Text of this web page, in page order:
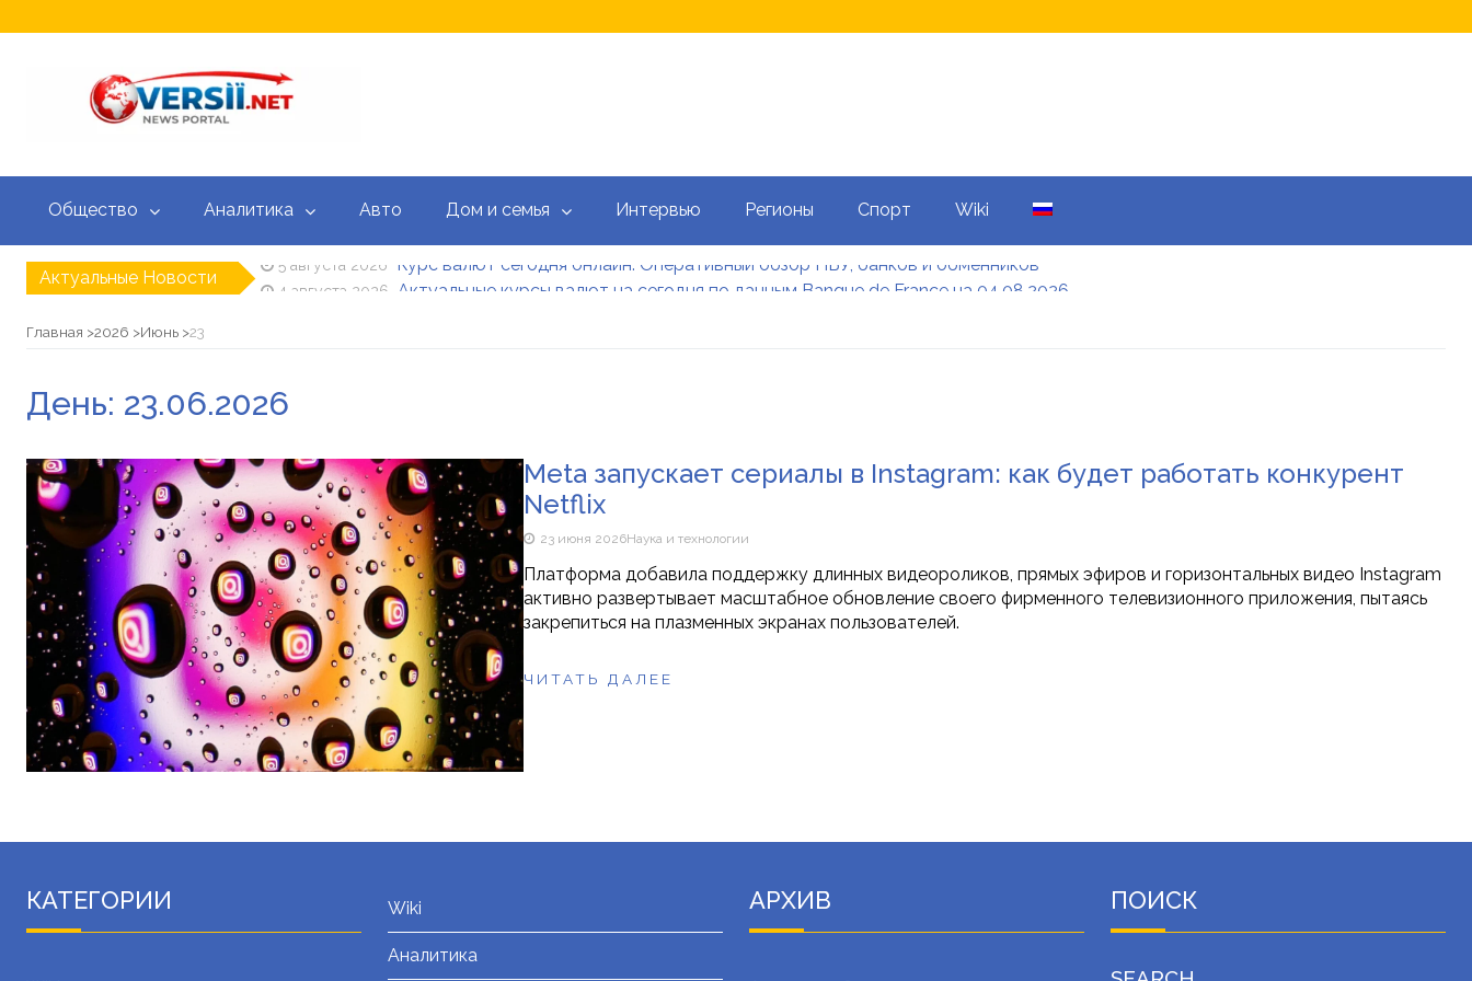
Общество Аналитика Авто Дом и семья Интервью Регионы Спорт Wiki
Актуальные Новости
5 августа 2026 Курс валют сегодня онлайн: Оперативный обзор НБУ, банков и обменников
4 августа 2026 Актуальные курсы валют на сегодня по данным Banque de France на 04.08.2026
5 августа 2026
Главная 2026 Июнь 23
День: 23.06.2026
Meta запускает сериалы в Instagram: как будет работать конкурент
Netflix
23 июня 2026Наука и технологии
Платформа добавила поддержку длинных видеороликов, прямых эфиров и горизонтальных видео Instagram
активно развертывает масштабное обновление своего фирменного телевизионного приложения, пытаясь
закрепиться на плазменных экранах пользователей.
ЧИТАТЬ ДАЛЕЕ
КАТЕГОРИИ Wiki
Аналитика
АРХИВ ПОИСК